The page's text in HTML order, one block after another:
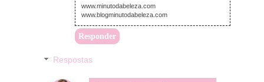
www.minutodabeleza.com
www.blogminutodabeleza.com
Responder
Respostas